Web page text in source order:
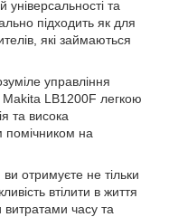
універсальності та
підходить як для
які займаються
управління
Makita LB1200F легкою
та висока
помічником на
отримуєте не тільки
втілити в життя
витратами часу та